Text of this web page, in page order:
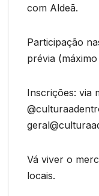
com Aldeã.
Participação
prévia
Inscrições: via
Vá viver o
locais.